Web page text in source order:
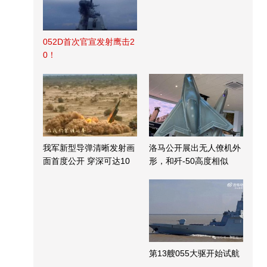
052D首次官宣发射鹰击2
0！
我军新型导弹清晰发射画
面首度公开 穿深可达10
洛马公开展出无人僚机外
形，和歼-50高度相似
第13艘055大驱开始试航